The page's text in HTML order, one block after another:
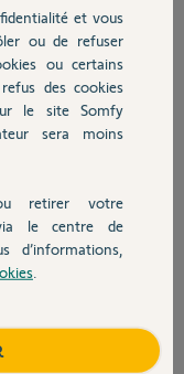
et vous
ou de refuser
ou certains
des cookies
le site Somfy
sera moins
retirer votre
le centre de
d’informations,